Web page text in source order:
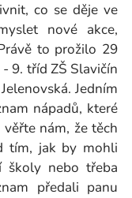
co se děje ve
nové akce,
to prožilo 29
9. tříd ZŠ Slavičín
Jedním
nápadů, které
nám, že těch
tím, jak by mohli
školy nebo třeba
předali panu